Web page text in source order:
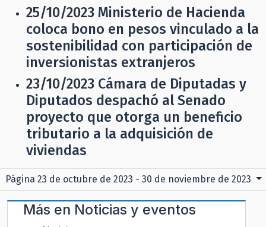
25/10/2023 Ministerio de Hacienda
coloca bono en pesos vinculado a la
sostenibilidad con participación de
inversionistas extranjeros
23/10/2023 Cámara de Diputadas y
Diputados despachó al Senado
proyecto que otorga un beneficio
tributario a la adquisición de
viviendas
Página 23 de octubre de 2023 - 30 de noviembre de 2023
Más en Noticias y eventos